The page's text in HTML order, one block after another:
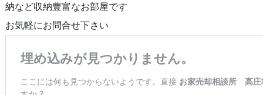
納など収納豊富なお部屋です
お気軽にお問合せ下さい